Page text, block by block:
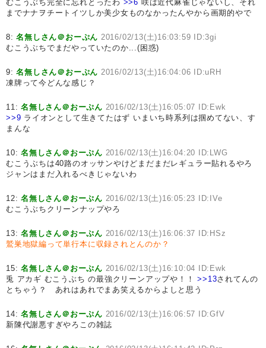
むこうぶち完全に忘れとったわ >>6 咲は近代麻雀じゃないし、それ
までナナヲチートイツしか美少女ものなかったんやから画期的やで
8:名無しさん＠おーぷん 2016/02/13(土)16:03:59 ID:3gi
むこうぶちでまだやっていたのか...(困惑)
9:名無しさん＠おーぷん 2016/02/13(土)16:04:06 ID:uRH
凍牌って今どんな感じ？
11:名無しさん＠おーぷん 2016/02/13(土)16:05:07 ID:Ewk
>>9 ライオンとして生きてたはず いまいち時系列は掴めてない、す
まんな
10:名無しさん＠おーぷん 2016/02/13(土)16:04:20 ID:LWG
むこうぶちは40路のオッサンやけどまだまだレギュラー貼れるやろ
ジャンはまだ入れるべきじゃないわ
12:名無しさん＠おーぷん 2016/02/13(土)16:05:23 ID:IVe
むこうぶちクリーンナップやろ
13:名無しさん＠おーぷん 2016/02/13(土)16:06:37 ID:HSz
鷲巣地獄編って単行本に収録されとんのか？
15:名無しさん＠おーぷん 2016/02/13(土)16:10:04 ID:Ewk
兎 アカギ むこうぶち の最強クリーンアップや！！>>13されてんの
とちゃう？ あれはあれでまあ笑えるからよしと思う
14:名無しさん＠おーぷん 2016/02/13(土)16:06:57 ID:GfV
新陳代謝悪すぎやろこの雑誌